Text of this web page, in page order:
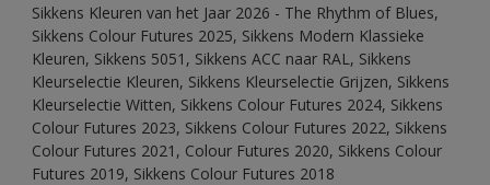
Sikkens Kleuren van het Jaar 2026 - The Rhythm of Blues,
Sikkens Colour Futures 2025, Sikkens Modern Klassieke
Kleuren, Sikkens 5051, Sikkens ACC naar RAL, Sikkens
Kleurselectie Kleuren, Sikkens Kleurselectie Grijzen, Sikkens
Kleurselectie Witten, Sikkens Colour Futures 2024, Sikkens
Colour Futures 2023, Sikkens Colour Futures 2022, Sikkens
Colour Futures 2021, Colour Futures 2020, Sikkens Colour
Futures 2019, Sikkens Colour Futures 2018